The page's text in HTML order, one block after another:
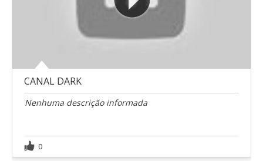
CANAL DARK
Nenhuma descrição informada
0